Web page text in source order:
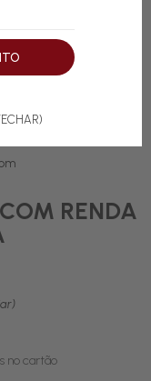
RENDA
no cartão